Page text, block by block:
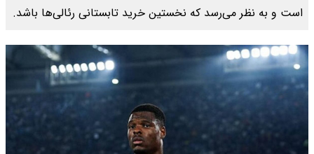
است و به نظر می‌رسد که نخستین خرید تابستانی رئالی‌ها باشد.